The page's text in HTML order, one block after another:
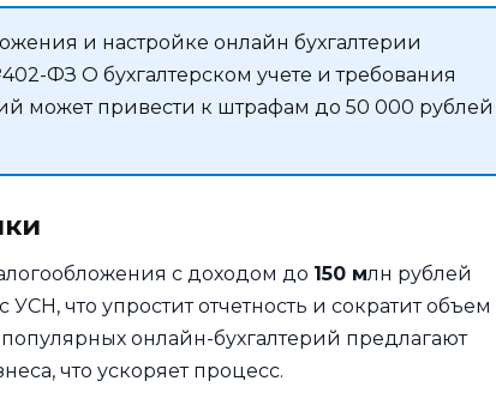
и настройке онлайн бухгалтерии
ФЗ О бухгалтерском учете и требования
может привести к штрафам до 50 000 рублей
с доходом до 150 млн рублей
что упростит отчетность и сократит объем
онлайн-бухгалтерий предлагают
что ускоряет процесс.